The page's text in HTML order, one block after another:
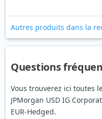
Autres produits dans la
Questions
Vous trouverez ici toutes
JPMorgan USD IG
EUR-Hedged.